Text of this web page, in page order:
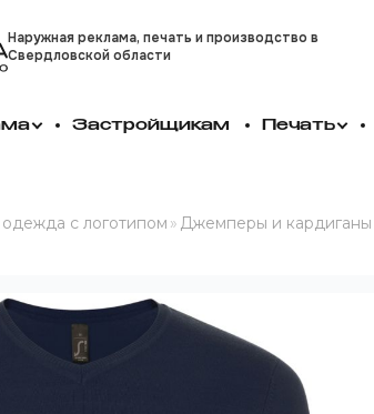
Наружная реклама, печать и производство в
Свердловской области
Застройщикам Печать
с логотипом » Джемперы и кардиганы